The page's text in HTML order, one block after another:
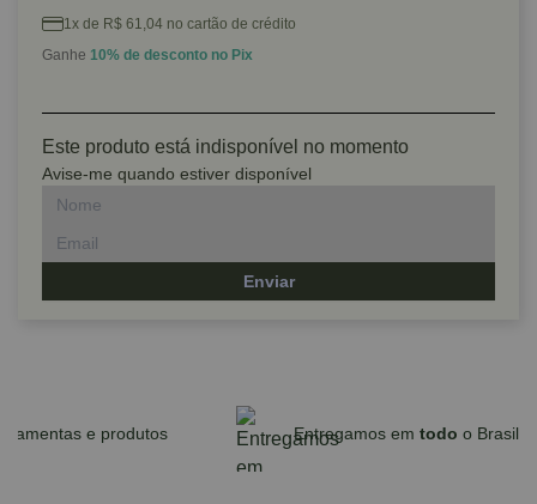
1x de R$ 61,04 no cartão de crédito
Ganhe 10% de desconto no Pix
Este produto está indisponível no momento
Avise-me quando estiver disponível
Enviar
Parcele em até 10x sem juros no cartão
para compras acima de R$590,00